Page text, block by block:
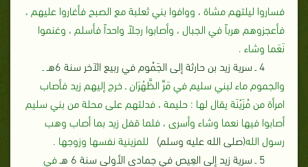
فساروا ليلتهم مشاة ، ووافوا بني ثعلبة مع الصبح فأغاروا عليهم ،
فأعجزوهم هرباً في الجبال ، وأصابوا رجلاً واحداً فأسلم ، وغنموا
نَعَما وشاء ‏.‏
والجموم ماء لبني سليم في مَرِّ الظَّهْرَان ـ خرج إليهم زيد فأصاب
امرأة من مُزَيْنَة يقال لها ‏:‏ حليمة ، فدلتهم على محلة من بني سليم
أصابوا فيها نعما وشاء وأسرى ، فلما قفل زيد بما أصاب وهب
رسول الله(صلى الله عليه وسلم)
للمزينية نفسها وزوجها ‏.‏
5 ـ سرية زيد إلى العِيص في جمادى الأولى سنة 6 هـ
في